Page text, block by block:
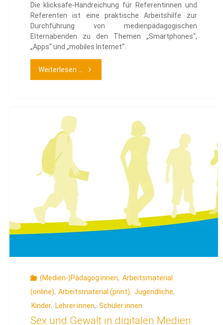
Die klicksafe-Handreichung für Referentinnen und
Referenten ist eine praktische Arbeitshilfe zur
Durchführung von medienpädagogischen
Elternabenden zu den Themen „Smartphones“,
„Apps“ und „mobiles Internet“.
Weiterlesen ... "Elternabende
Internet"
(Medien-)Pädagog:innen, Arbeitsmaterial
(online), Arbeitsmaterial (print), Jugendliche,
Kinder, Lehrer:innen, Schüler:innen
Sex und Gewalt in digitalen Medien